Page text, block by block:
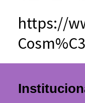
https://